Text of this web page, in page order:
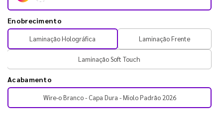
Enobrecimento
Laminação Holográfica Laminação Frente
Laminação Soft Touch
Acabamento
Wire-o Branco - Capa Dura - Miolo Padrão 2026